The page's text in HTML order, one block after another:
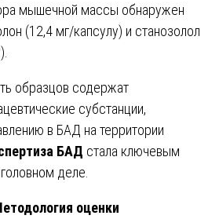
мышечной массы обнаружен
(12,4 мг/капсулу) и станозолол
образцов содержат
субстанции,
в БАД на территории
БАД стала ключевым
деле.
оценки